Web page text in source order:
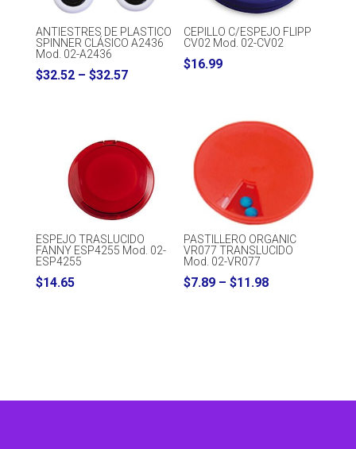
ANTIESTRES DE PLASTICO
SPINNER CLÁSICO A2436
Mod. 02-A2436
$32.52 – $32.57Price
$32.57
CEPILLO C/ESPEJO FLIPP
CV02 Mod. 02-CV02
$16.99
ESPEJO TRASLUCIDO
FANNY ESP4255 Mod. 02-
ESP4255
$14.65
PASTILLERO ORGANIC
VR077 TRANSLUCIDO
Mod. 02-VR077
$7.89 – $11.98Price